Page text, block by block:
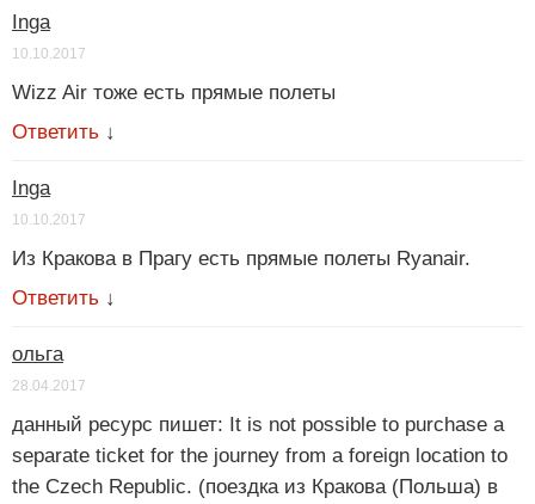
Inga
10.10.2017
Wizz Air тоже есть прямые полеты
Ответить ↓
Inga
10.10.2017
Из Кракова в Прагу есть прямые полеты Ryanair.
Ответить ↓
ольга
28.04.2017
данный ресурс пишет: It is not possible to purchase a
separate ticket for the journey from a foreign location to
the Czech Republic. (поездка из Кракова (Польша) в